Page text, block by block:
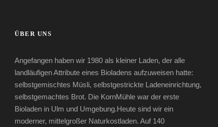
ÜBER UNS
Angefangen haben wir 1980 als kleiner Laden, der alle
landläufigen Attribute eines Bioladens aufzuweisen hatte:
selbstgemischtes Müsli, selbstgestrickte Ladeneinrichtung,
selbstgemachtes Brot. Die KornMühle war der erste
Bioladen in Ulm und Umgebung.Heute sind wir ein
moderner, mittelgroßer Naturkostladen. Auf 140